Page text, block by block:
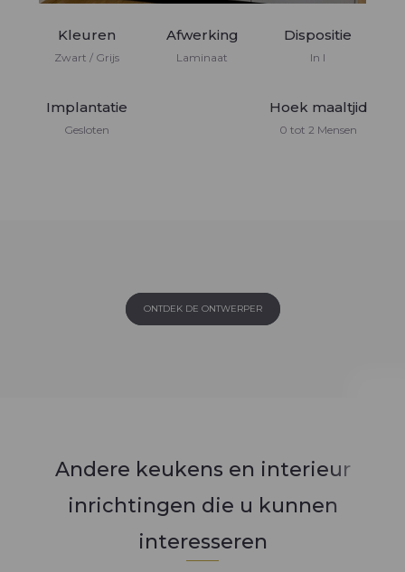
Kleuren
Zwart / Grijs
Afwerking
Laminaat
Dispositie
In I
Implantatie
Gesloten
Hoek maaltjid
0 tot 2 Mensen
ONTDEK DE ONTWERPER
Andere keukens en interieur
inrichtingen die u kunnen
interesseren